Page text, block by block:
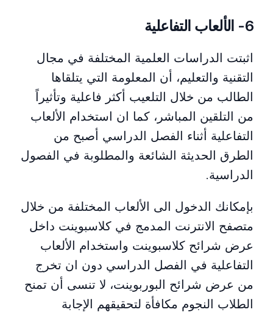
6- الألعاب التفاعلية
اثبتت الدراسات العلمية المختلفة في مجال
التقنية والتعليم، أن المعلومة التي يتلقاها
الطالب من خلال التلعيب أكثر فاعلية وتأثيراً
من التلقين المباشر، كما ان استخدام الألعاب
التفاعلية أثناء الفصل الدراسي أصبح من
الطرق الحديثة الشائعة والمطلوبة في الفصول
الدراسية.
بإمكانك الدخول الى الألعاب المختلفة من خلال
متصفح الانترنت المدمج في كلاسبوينت داخل
عرض شرائح كلاسبوينت واستخدام الألعاب
التفاعلية في الفصل الدراسي دون ان تخرج
من عرض شرائح البوربوينت، لا تنسى أن تمنح
الطلاب النجوم مكافأة لتحقيقهم الإجابة